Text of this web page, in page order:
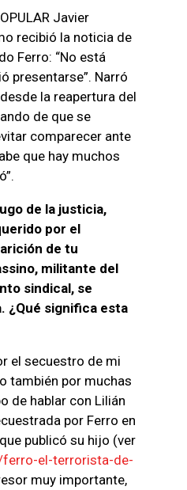
Javier
recibió la noticia de
Ferro: “No está
presentarse”. Narró
la reapertura del
de que se
comparecer ante
que hay muchos
de la justicia,
por el
de tu
militante del
sindical, se
¿Qué significa esta
el secuestro de mi
también por muchas
de hablar con Lilián
por Ferro en
publicó su hijo (ver
el-terrorista-de-
muy importante,